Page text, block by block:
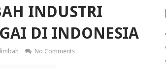
INDUSTRI
DI INDONESIA
No Comments